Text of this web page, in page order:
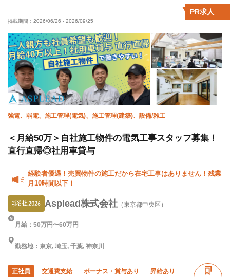
社会保険完備 制服貸与
寮・社宅あり 研修制度あり 髪型・髪色自由
掲載期間： 2026/06/26 - 2026/09/25
強電、弱電、施工管理(電気)、施工管理(建築)、設備/雑工
＜月給50万＞自社施工物件の電気工事スタッフ募集！
直行直帰◎社用車貸与
経験者優遇！売買物件の施工だから在宅工事はありません！残業
月10時間以下！
Asplead株式会社 （東京都中央区）
月給：50万円〜60万円
勤務地：東京, 埼玉, 千葉, 神奈川
正社員 交通費支給 ボーナス・賞与あり 昇給あり
PR求人